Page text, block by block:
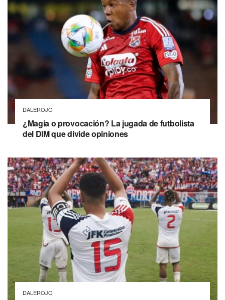
DALEROJO
¿Magia o provocación? La jugada de futbolista
del DIM que divide opiniones
DALEROJO